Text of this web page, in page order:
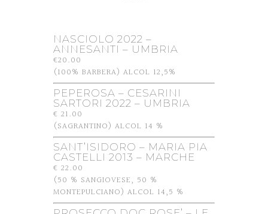
NASCIOLO 2022 –
ANNESANTI – UMBRIA
€20.00
(100% BARBERA) ALCOL 12,5%
PEPEROSA – CESARINI
SARTORI 2022 – UMBRIA
€ 21.00
(SAGRANTINO) ALCOL 14 %
SANT’ISIDORO – MARIA PIA
CASTELLI 2013 – MARCHE
€ 22.00
(50 % SANGIOVESE, 50 %
MONTEPULCIANO) ALCOL 14,5 %